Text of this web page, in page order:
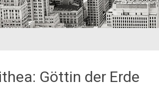
Göttin der Erde